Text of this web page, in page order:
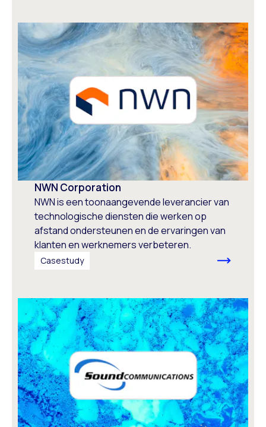
NWN Corporation
NWN is een toonaangevende leverancier van
technologische diensten die werken op
afstand ondersteunen en de ervaringen van
klanten en werknemers verbeteren.
Casestudy